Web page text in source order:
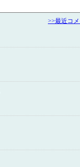
>>最近コ